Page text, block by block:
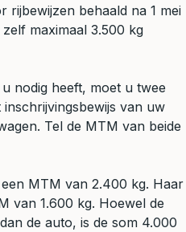
rijbewijzen behaald na 1 mei
maximaal 3.500 kg
nodig heeft, moet u twee
van uw
Tel de MTM van beide
MTM van 2.400 kg. Haar
van 1.600 kg. Hoewel de
de auto, is de som 4.000